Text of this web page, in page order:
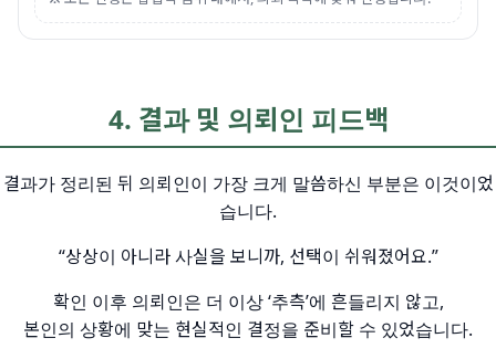
4. 결과 및 의뢰인 피드백
결과가 정리된 뒤 의뢰인이 가장 크게 말씀하신 부분은 이것이었
습니다.
“상상이 아니라 사실을 보니까, 선택이 쉬워졌어요.”
확인 이후 의뢰인은 더 이상 ‘추측’에 흔들리지 않고,
본인의 상황에 맞는 현실적인 결정을 준비할 수 있었습니다.